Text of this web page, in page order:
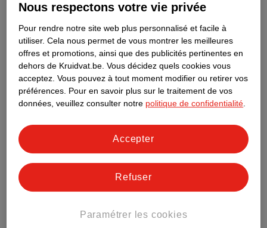
Découvrez dès maintenant l’impact
de marque Kruidvat préférés !
Aussi dans ce magasin
Point de retrait Kruidvat.be
Nous respectons votre vie privée
Pour rendre notre site web plus personnalisé et facile à
utiliser. Cela nous permet de vous montrer les meilleures
offres et promotions, ainsi que des publicités pertinentes en
dehors de Kruidvat.be. Vous décidez quels cookies vous
acceptez. Vous pouvez à tout moment modifier ou retirer vos
préférences. Pour en savoir plus sur le traitement de vos
données, veuillez consulter notre politique de confidentialité.
Paramétrer les cookies
Refuser
Accepter